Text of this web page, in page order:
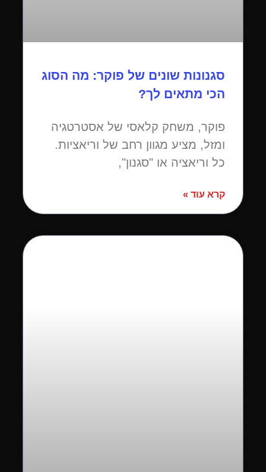
סגנונות שונים של פוקר: מה הסוג
הכי מתאים לך?
פוקר, משחק קלאסי של אסטרטגיה
ומזל, מציע מגוון רחב של וריאציות.
כל וריאציה או "סגנון",
קרא עוד »